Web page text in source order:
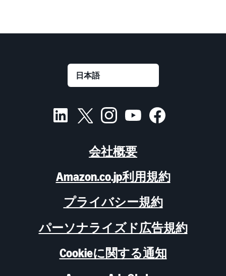
会社概要
Amazon.co.jp利用規約
プライバシー規約
パーソナライズド広告規約
Cookieに関する通知